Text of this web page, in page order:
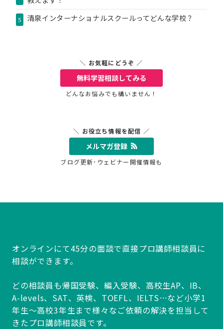
5 清泉インターナショナルスクールってどんな学校？
＼ お気軽にどうぞ ／
無料学習相談してみる
どんなお悩みでも構いません！
＼ お役立ち情報を配信 ／
メルマガ登録
ブログ更新･ウェビナー開催情報も
オンラインにて45分の面談で直接プロ講師相談員に
相談ができます。
どの相談員も帰国受験、編入受験、高校生AP、IB、
A-levels、SAT、英検、TOEFL、IELTS…など小学1
年生～高校3年生まで様々なご依頼の解決を担当して
きたプロ講師相談員です。